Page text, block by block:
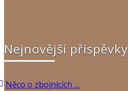
Nejnovější příspěvky
Něco o zbojnících …